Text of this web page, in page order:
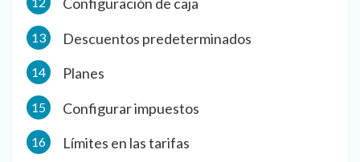
Descuentos predeterminados
Planes
Configurar impuestos
Límites en las tarifas